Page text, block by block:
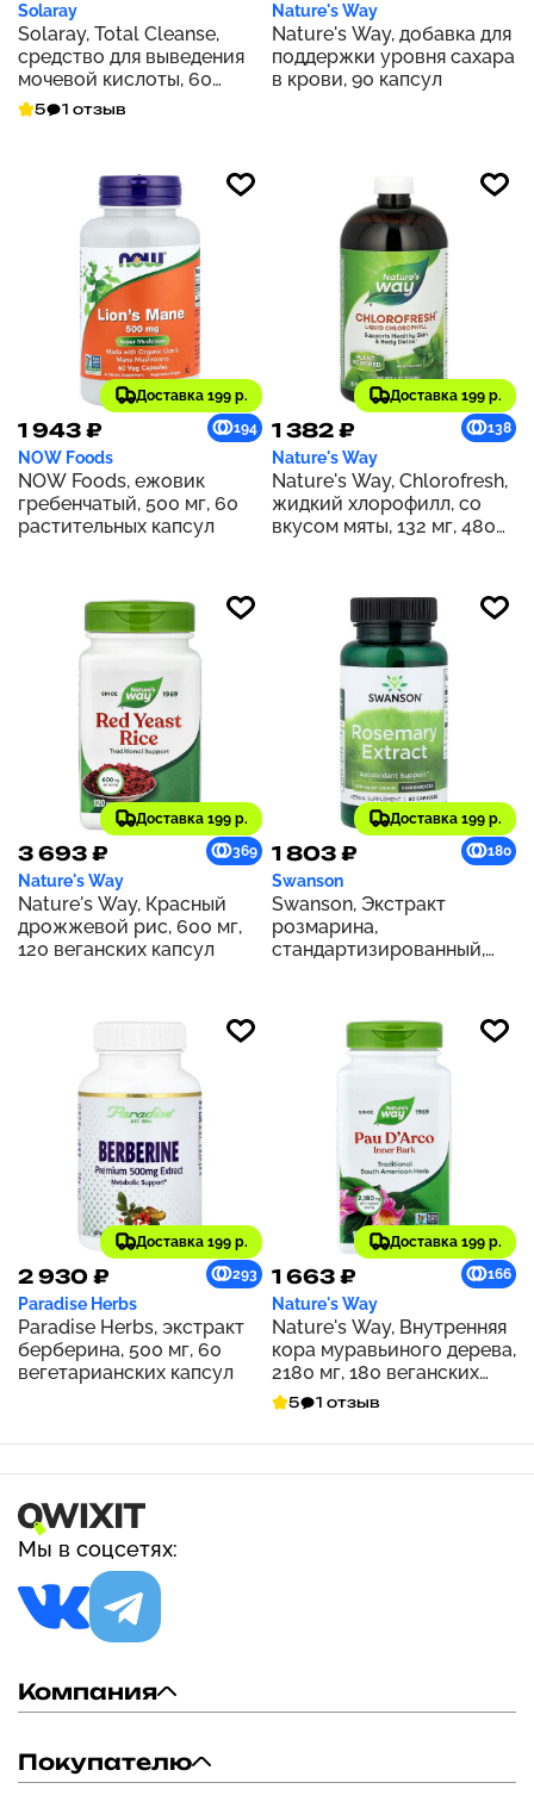
Solaray
Solaray, Total Cleanse,
средство для выведения
мочевой кислоты, 60
растительных капсул
5 1 отзыв
Nature's Way
Nature's Way, добавка для
поддержки уровня сахара
в крови, 90 капсул
Доставка 199 р.
1 943 ₽ 194
NOW Foods
NOW Foods, ежовик
гребенчатый, 500 мг, 60
растительных капсул
Доставка 199 р.
1 382 ₽ 138
Nature's Way
Nature's Way, Chlorofresh,
жидкий хлорофилл, со
вкусом мяты, 132 мг, 480
Доставка 199 р.
3 693 ₽ 369
Nature's Way
Nature's Way, Красный
дрожжевой рис, 600 мг,
120 веганских капсул
Доставка 199 р.
1 803 ₽ 180
Swanson
Swanson, Экстракт
розмарина,
стандартизированный,
Доставка 199 р.
2 930 ₽ 293
Paradise Herbs
Paradise Herbs, экстракт
берберина, 500 мг, 60
вегетарианских капсул
Доставка 199 р.
1 663 ₽ 166
Nature's Way
Nature's Way, Внутренняя
кора муравьиного дерева,
2180 мг, 180 веганских
капсул (545 мг на капсулу)
5 1 отзыв
Мы в соцсетях:
Компания
Покупателю